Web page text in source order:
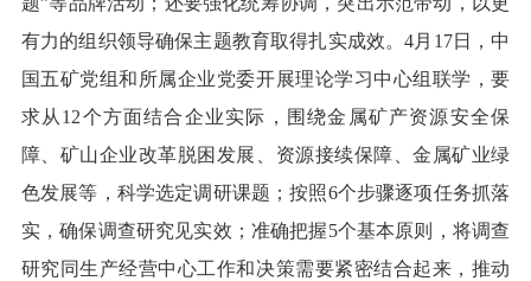
有力的组织领导确保主题教育取得扎实成效。4月17日，中
国五矿党组和所属企业党委开展理论学习中心组联学，要
求从12个方面结合企业实际，围绕金属矿产资源安全保
障、矿山企业改革脱困发展、资源接续保障、金属矿业绿
色发展等，科学选定调研课题；按照6个步骤逐项任务抓落
实，确保调查研究见实效；准确把握5个基本原则，将调查
研究同生产经营中心工作和决策需要紧密结合起来，推动